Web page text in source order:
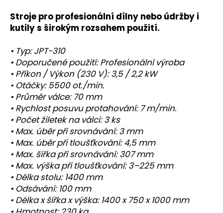
Stroje pro profesionální dílny nebo údržby i
kutily s širokým rozsahem použití.
• Typ: JPT-310
• Doporučené použití: Profesionální výroba
• Příkon / Výkon (230 V): 3,5 / 2,2 kW
• Otáčky: 5500 ot./min.
• Průměr válce: 70 mm
• Rychlost posuvu protahování: 7 m/min.
• Počet žiletek na válci: 3 ks
• Max. úběr při srovnávání: 3 mm
• Max. úběr při tloušťkování: 4,5 mm
• Max. šířka přisrovnávání: 307 mm
• Max. výška přitloušťkování: 3–225 mm
• Délka stolu: 1400 mm
• Odsávání: 100 mm
• Délka x šířka x výška: 1400 x 750 x 1000 mm